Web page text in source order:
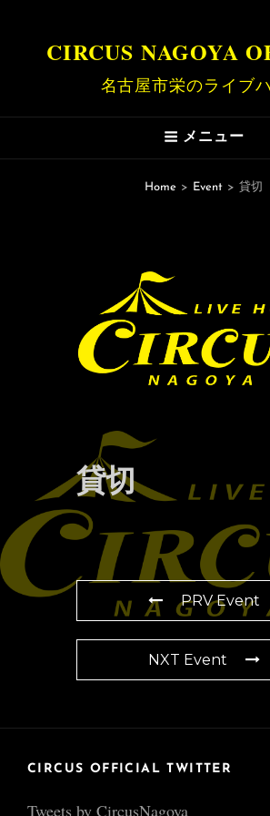
CIRCUS NAGOYA
名古屋市栄のライブ
メニュー
Home > Event > 貸切
貸切
PRV Event
NXT Event
CIRCUS OFFICIAL TWITTER
Tweets by CircusNagoya